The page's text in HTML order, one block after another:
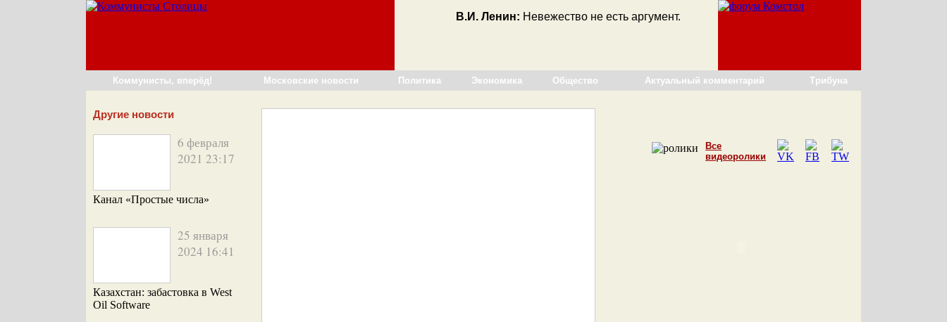
В.И. Ленин: Невежество не есть аргумент.
Коммунисты, вперёд! Московские новости Политика Экономика Общество Актуальный комментарий Трибуна
Другие новости
6 февраля
2021 23:17
Канал «Простые числа»
25 января
2024 16:41
Казахстан: забастовка в West
Oil Software
Все
видеоролики